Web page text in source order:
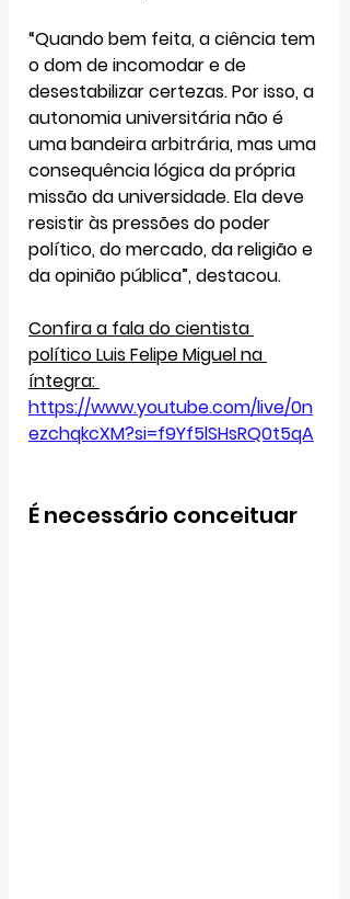
“Quando bem feita, a ciência tem
o dom de incomodar e de
desestabilizar certezas. Por isso, a
autonomia universitária não é
uma bandeira arbitrária, mas uma
consequência lógica da própria
missão da universidade. Ela deve
resistir às pressões do poder
político, do mercado, da religião e
da opinião pública”, destacou.
Confira a fala do cientista
político Luis Felipe Miguel na
íntegra:
https://www.youtube.com/live/0n
ezchqkcXM?si=f9Yf5lSHsRQ0t5qA
É necessário conceituar